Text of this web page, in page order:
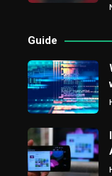
Guide